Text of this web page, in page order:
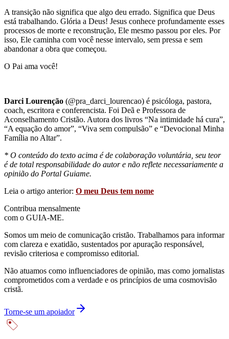
A transição não significa que algo deu errado. Significa que Deus
está trabalhando. Glória a Deus! Jesus conhece profundamente esses
processos de morte e reconstrução, Ele mesmo passou por eles. Por
isso, Ele caminha com você nesse intervalo, sem pressa e sem
abandonar a obra que começou.
O Pai ama você!
Darci Lourenção (@pra_darci_lourencao) é psicóloga, pastora,
coach, escritora e conferencista. Foi Deã e Professora de
Aconselhamento Cristão. Autora dos livros “Na intimidade há cura”,
“A equação do amor”, “Viva sem compulsão” e “Devocional Minha
Família no Altar”.
* O conteúdo do texto acima é de colaboração voluntária, seu teor
é de total responsabilidade do autor e não reflete necessariamente a
opinião do Portal Guiame.
Leia o artigo anterior: O meu Deus tem nome
Contribua mensalmente
com o GUIA-ME.
Somos um meio de comunicação cristão. Trabalhamos para informar
com clareza e exatidão, sustentados por apuração responsável,
revisão criteriosa e compromisso editorial.
Não atuamos como influenciadores de opinião, mas como jornalistas
comprometidos com a verdade e os princípios de uma cosmovisão
cristã.
Torne-se um apoiador